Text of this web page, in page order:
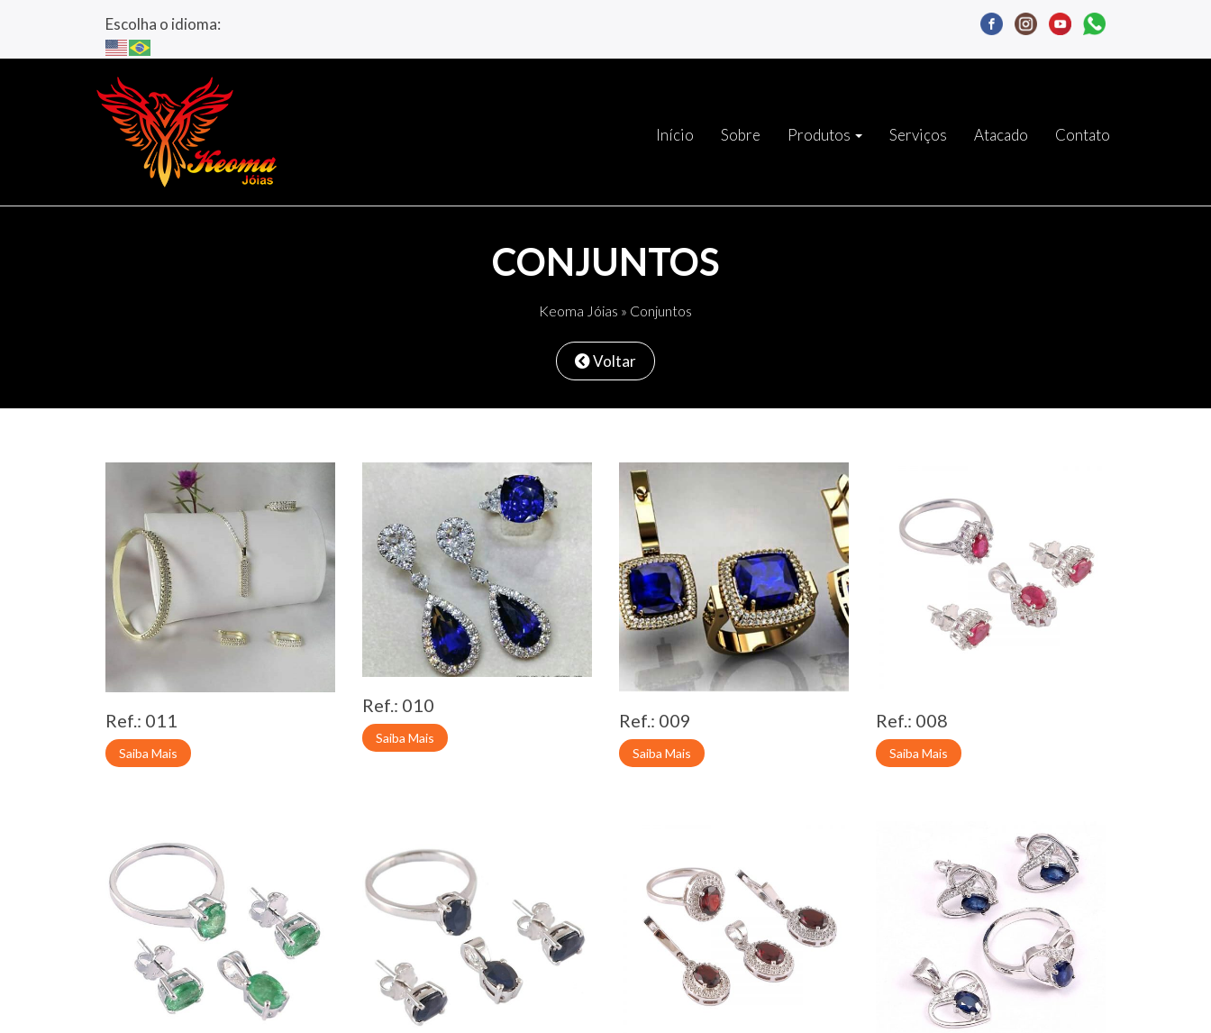
Escolha o idioma:
Início Sobre Produtos Serviços Atacado Contato
CONJUNTOS
Keoma Jóias » Conjuntos
Voltar
Ref.: 011
Saiba Mais
Ref.: 010
Saiba Mais
Ref.: 009
Saiba Mais
Ref.: 008
Saiba Mais